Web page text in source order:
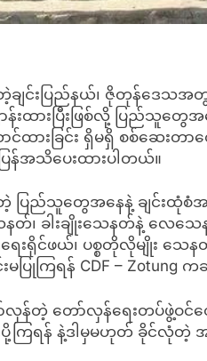
စ်တဲ့ချင်းပြည်နယ်၊ ဇိုတုန်ဒေ
ားပြီးဖြစ်လို့ ပြည်သူတွေအန
ထားခြင်း ရှိမရှိ စစ်ဆေးတ
န်အသိပေးထားပါတယ်။
ြည်သူတွေအနေနဲ့ ချင်းထုံစံ
တ်၊ ခါးချိုးသေနတ်နဲ့ လေသေ
းရေးရိုင်ဖယ်၊ ပစ္စတိုလိုမျိုး
မပြုကြရန် CDF – Zotung
ာ်လှန်တဲ့ တော်လှန်ရေးတပ်ဖွဲ့ဝ
ြရန် နဲ့ဒါမှမဟုတ် ခိုင်လုံတဲ့